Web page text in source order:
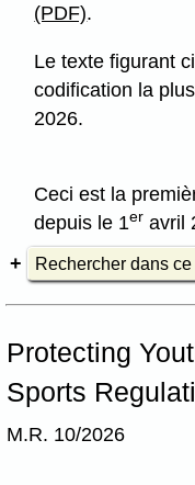
(PDF).
Le texte figurant
codification la
2026.
Ceci est la
depuis le 1er avril
Rechercher dans
Protecting
Sports
M.R. 10/2026